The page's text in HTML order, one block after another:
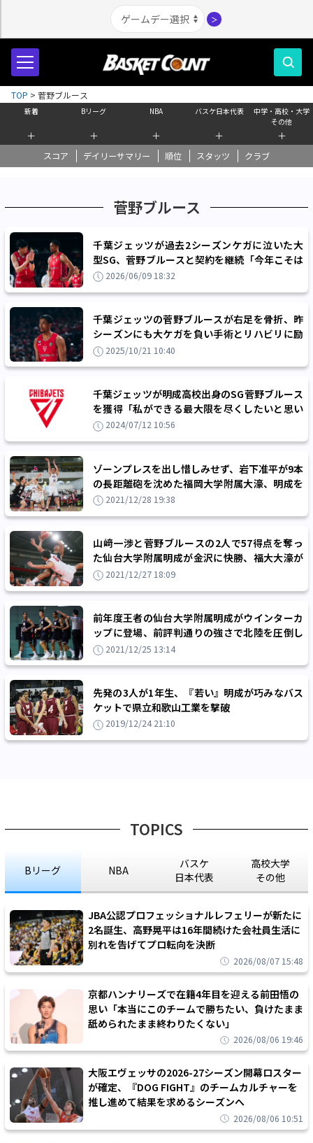
＞
新着
＋
Bリーグ
＋
NBA
＋
バスケ日本代表
＋
中学・高校・大学
その他
＋
スコア デイリーサマリー 順位 スタッツ クラブ
TOP > 菅野ブルース
菅野ブルース
千葉ジェッツが過去2シーズンケガに泣いた大
型SG、菅野ブルースと契約を継続「今年こそは
万全の状態で全力を尽くしたい」
2026/06/09 18:32
千葉ジェッツの菅野ブルースが右足を骨折、昨
シーズンにも大ケガを負い手術とリハビリに励
んでいた
2025/10/21 10:40
千葉ジェッツが明成高校出身のSG菅野ブルース
を獲得「私ができる最大限を尽くしたいと思い
ます」2024/07/12 10:56
ゾーンプレスを出し惜しみせず、岩下准平が9本
の長距離砲を沈めた福岡大学附属大濠、明成を
下しウインターカップ決勝進出
2021/12/28 19:38
山﨑一渉と菅野ブルースの2人で57得点を奪っ
た仙台大学附属明成が金沢に快勝、福大大濠が
待つ準決勝へ
2021/12/27 18:09
前年度王者の仙台大学附属明成がウインターカ
ップに登場、前評判通りの強さで北陸を圧倒し
3回戦に進出
2021/12/25 13:14
先発の3人が1年生、『若い』明成が巧みなバス
ケットで県立和歌山工業を撃破
2019/12/24 21:10
TOPICS
Bリーグ NBA
バスケ
日本代表
高校大学
その他
JBA公認プロフェッショナルレフェリーが新たに
2名誕生、高野晃平は16年間続けた会社員生活に
別れを告げてプロ転向を決断
2026/08/07 15:48
京都ハンナリーズで在籍4年目を迎える前田悟の
思い「本当にこのチームで勝ちたい、負けたまま
舐められたまま終わりたくない」
2026/08/06 19:46
大阪エヴェッサの2026-27シーズン開幕ロスター
が確定、『DOG FIGHT』のチームカルチャーを
推し進めて結果を求めるシーズンへ
2026/08/06 10:51